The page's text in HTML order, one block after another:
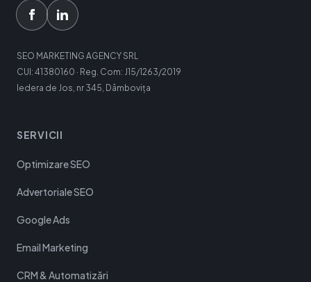
SEO MARKETING AGENCY SRL
CUI: 41380160 · Reg. Com: J15/1263/2019
Iedera de Jos, nr 345, Dâmbovița
SERVICII
Optimizare SEO
Advertoriale SEO
Google Ads
Email Marketing
CRM & Automatizări